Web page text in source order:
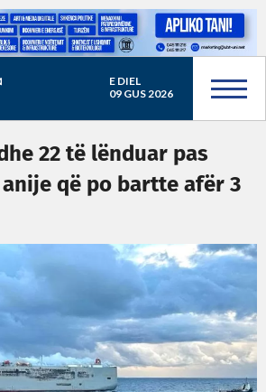
E DIEL
09 GUS 2026
22 të lënduar pas
që po bartte afër 3